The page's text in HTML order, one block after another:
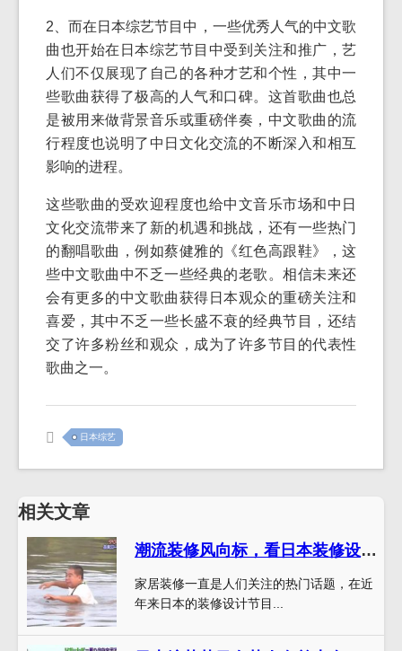
2、而在日本综艺节目中，一些优秀人气的中文歌
曲也开始在日本综艺节目中受到关注和推广，艺
人们不仅展现了自己的各种才艺和个性，其中一
些歌曲获得了极高的人气和口碑。这首歌曲也总
是被用来做背景音乐或重磅伴奏，中文歌曲的流
行程度也说明了中日文化交流的不断深入和相互
影响的进程。
这些歌曲的受欢迎程度也给中文音乐市场和中日
文化交流带来了新的机遇和挑战，还有一些热门
的翻唱歌曲，例如蔡健雅的《红色高跟鞋》，这
些中文歌曲中不乏一些经典的老歌。相信未来还
会有更多的中文歌曲获得日本观众的重磅关注和
喜爱，其中不乏一些长盛不衰的经典节目，还结
交了许多粉丝和观众，成为了许多节目的代表性
歌曲之一。
日本综艺
相关文章
潮流装修风向标，看日本装修设计节目了解家装最新趋势
家居装修一直是人们关注的热门话题，在近
年来日本的装修设计节目...